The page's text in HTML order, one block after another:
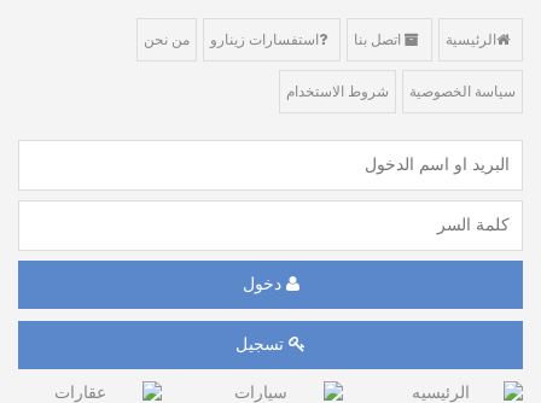
الرئيسية اتصل بنا استفسارات زينارو من نحن
سياسة الخصوصية شروط الاستخدام
دخول
تسجيل